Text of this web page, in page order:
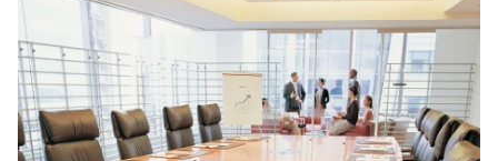
Gleichbehandlungsgesetz (AGG) Schadensersatz- und/oder vor
allem Entschädigungsansprüche geltend machen kann. In der
Praxis zielt AGG-Hopping regelmäßig auf Diskriminierungen wegen
des Geschlechts, des Alters oder einer Schwerbehinderung ab.
Wir geben einen aktuellen Überblick.